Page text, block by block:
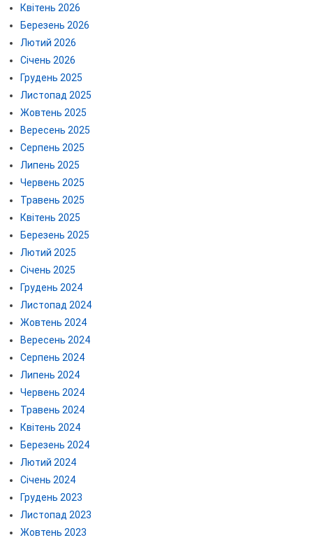
Квітень 2026
Березень 2026
Лютий 2026
Січень 2026
Грудень 2025
Листопад 2025
Жовтень 2025
Вересень 2025
Серпень 2025
Липень 2025
Червень 2025
Травень 2025
Квітень 2025
Березень 2025
Лютий 2025
Січень 2025
Грудень 2024
Листопад 2024
Жовтень 2024
Вересень 2024
Серпень 2024
Липень 2024
Червень 2024
Травень 2024
Квітень 2024
Березень 2024
Лютий 2024
Січень 2024
Грудень 2023
Листопад 2023
Жовтень 2023